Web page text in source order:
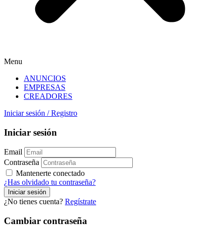
Menu
ANUNCIOS
EMPRESAS
CREADORES
Iniciar sesión / Registro
Iniciar sesión
Email
Contraseña
Mantenerte conectado
¿Has olvidado tu contraseña?
¿No tienes cuenta? Regístrate
Cambiar contraseña